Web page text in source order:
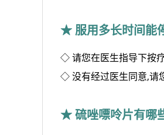
★ 服用多长时间能
◇ 请您在医生指导下按疗
◇ 没有经过医生同意,请
★ 硫唑嘌呤片有哪